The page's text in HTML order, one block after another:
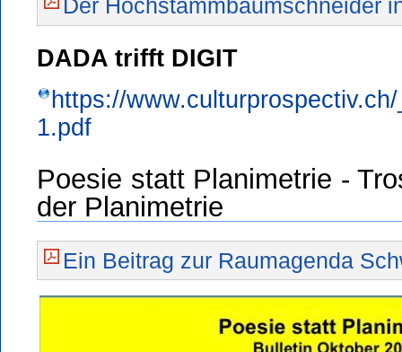
Der Hochstammbaumschneider
DADA trifft DIGIT
https://
1.pdf
Poesie statt Planimetrie -
der Planimetrie
Ein Beitrag zur Raumagenda